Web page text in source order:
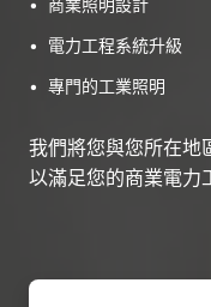
• 商業照明設計
•
電力工程系統升級
• 專門的工業照明
我們將您與您所在地
以滿足您的商業電力